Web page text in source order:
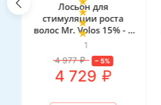
1
Лосьон для
стимуляции роста
волос Mr. Volos 5% - 2
флакона
2 577 ₽ – 5%
2 449 ₽